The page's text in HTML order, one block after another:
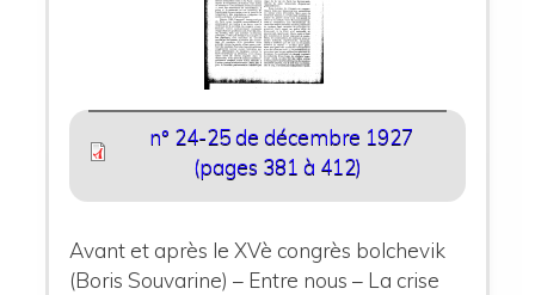
n° 24-25 de décembre 1927
(pages 381 à 412)
Avant et après le XVè congrès bolchevik
(Boris Souvarine) – Entre nous – La crise